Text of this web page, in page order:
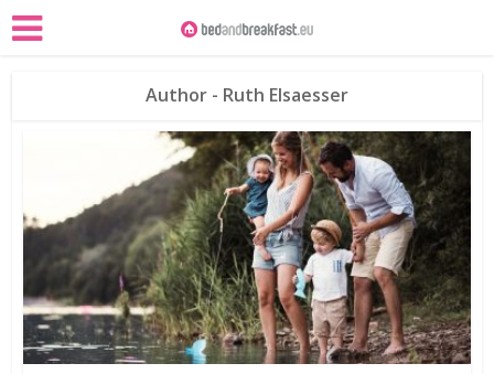
Author - Ruth Elsaesser